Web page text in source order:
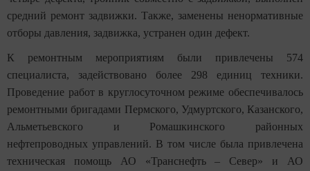
средний ремонт задвижки. Также, заменены ненормативные
отборы давления, задвижка, устранен один дефект.
К ремонтным мероприятиям были привлечены 574
специалиста, задействовано более 298 единиц техники.
Проведение работ в круглосуточном режиме обеспечивалось
ремонтными бригадами Пермского, Удмуртского, Казанского,
Альметьевского и Ромашкинского районных
нефтепроводных управлений. В том числе была привлечена
техническая помощь АО «Транснефть – Север» и АО